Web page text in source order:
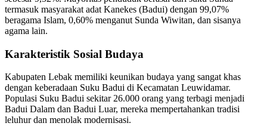
termasuk masyarakat adat Kanekes (Badui) dengan 99,07%
beragama Islam, 0,60% menganut Sunda Wiwitan, dan sisanya
agama lain.
Karakteristik Sosial Budaya
Kabupaten Lebak memiliki keunikan budaya yang sangat khas
dengan keberadaan Suku Badui di Kecamatan Leuwidamar.
Populasi Suku Badui sekitar 26.000 orang yang terbagi menjadi
Badui Dalam dan Badui Luar, mereka mempertahankan tradisi
leluhur dan menolak modernisasi.